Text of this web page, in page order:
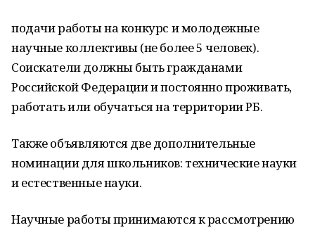
подачи работы на конкурс и молодежные
научные коллективы (не более 5 человек).
Соискатели должны быть гражданами
Российской Федерации и постоянно проживать,
работать или обучаться на территории РБ.
Также объявляются две дополнительные
номинации для школьников: технические науки
и естественные науки.
Научные работы принимаются к рассмотрению